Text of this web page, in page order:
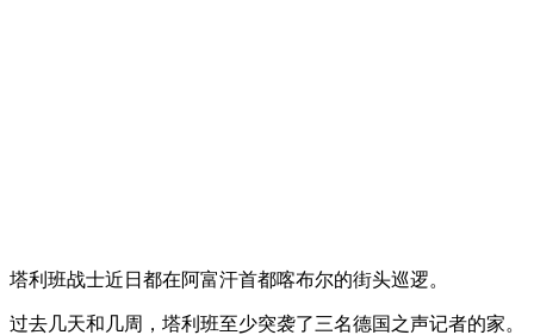
塔利班战士近日都在阿富汗首都喀布尔的街头巡逻。
过去几天和几周，塔利班至少突袭了三名德国之声记者的家。